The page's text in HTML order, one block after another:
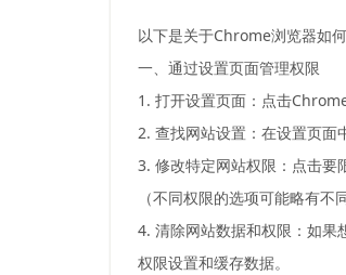
以下是关于Chrome浏览器如
一、通过设置页面管理权限
1. 打开设置页面：点击
2. 查找网站设置：在设置页面
3. 修改特定网站权限：点击要
（不同权限的选项可能略有不
4. 清除网站数据和权限：如果
权限设置和缓存数据。